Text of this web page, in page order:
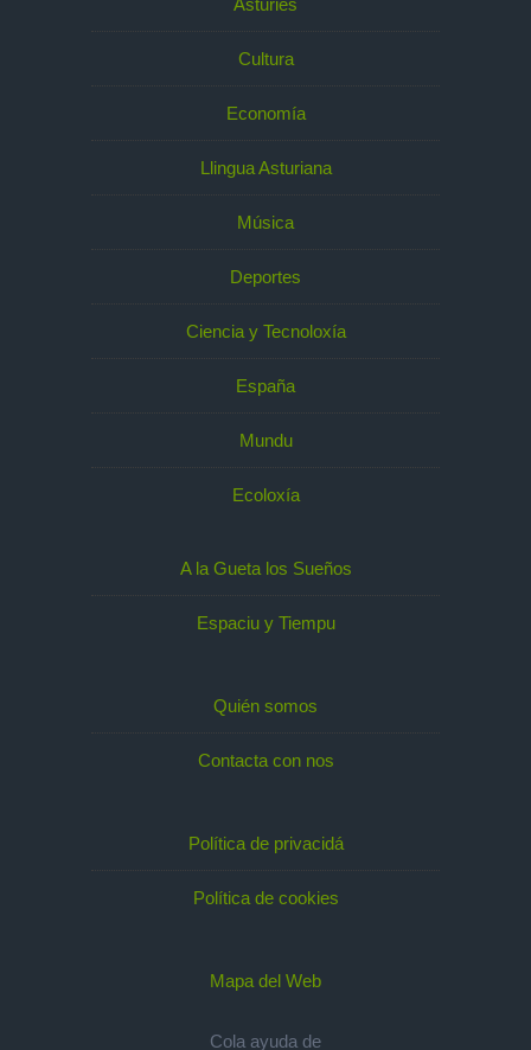
Asturies
Cultura
Economía
Llingua Asturiana
Música
Deportes
Ciencia y Tecnoloxía
España
Mundu
Ecoloxía
A la Gueta los Sueños
Espaciu y Tiempu
Quién somos
Contacta con nos
Política de privacidá
Política de cookies
Mapa del Web
Cola ayuda de